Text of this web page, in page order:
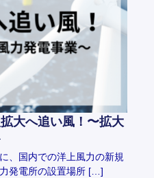
大へ追い風！〜拡大
、国内での洋上風力の新規
発電所の設置場所 […]